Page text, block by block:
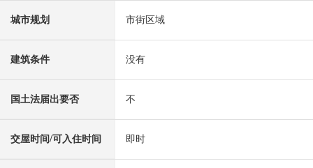
城市规划 市街区域
建筑条件 没有
国土法届出要否 不
交屋时间/可入住时间 即时